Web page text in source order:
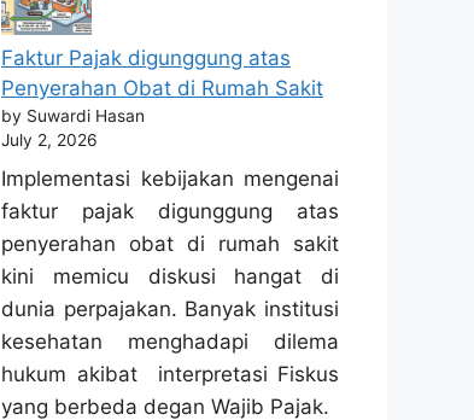
Faktur Pajak digunggung atas
Penyerahan Obat di Rumah Sakit
by Suwardi Hasan
July 2, 2026
Implementasi kebijakan mengenai
faktur pajak digunggung atas
penyerahan obat di rumah sakit
kini memicu diskusi hangat di
dunia perpajakan. Banyak institusi
kesehatan menghadapi dilema
hukum akibat interpretasi Fiskus
yang berbeda degan Wajib Pajak.